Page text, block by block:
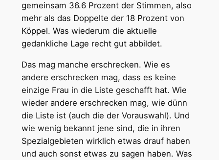
gemeinsam 36.6 Prozent der Stimmen, also
mehr als das Doppelte der 18 Prozent von
Köppel. Was wiederum die aktuelle
gedankliche Lage recht gut abbildet.
Das mag manche erschrecken. Wie es
andere erschrecken mag, dass es keine
einzige Frau in die Liste geschafft hat. Wie
wieder andere erschrecken mag, wie dünn
die Liste ist (auch die der Vorauswahl). Und
wie wenig bekannt jene sind, die in ihren
Spezialgebieten wirklich etwas drauf haben
und auch sonst etwas zu sagen haben. Was